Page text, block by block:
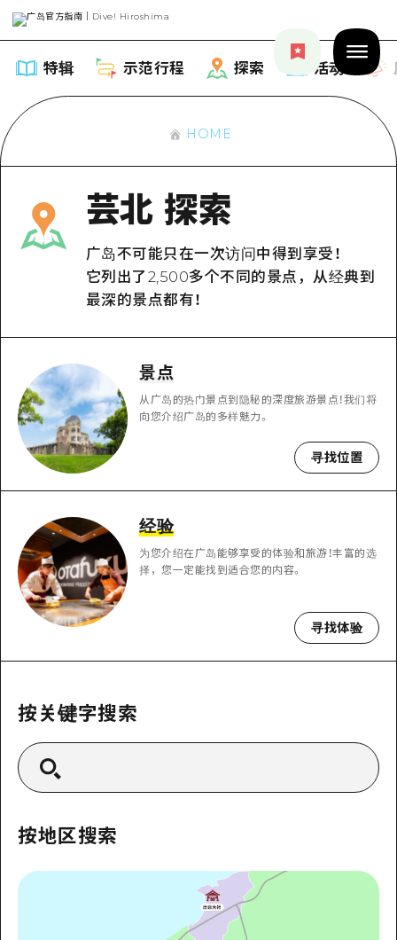
特辑 示范行程 探索 活动
特辑
列表
推荐
美食·酒水
骑自行车
运动
夜晚生活
世界遗产
学习·体验
治愈
自然
示范行程
列表
Dive!Hiroshima官方向导
广岛随意旅行
广岛市内
安艺
艺北
宫岛周边
一日游
2晚3天
探索
广岛市内
安艺
答對了
美北
艺北
宫岛周边
东山口
岛根
应时信息
有用的信息
访问访问
次要流量摘要
设施拥堵
广岛表情周游券
常见问题解答
照片下载
新闻
HOME
芸北 探索
广岛不可能只在一次访问中得到享受！
它列出了2,500多个不同的景点，从经典到
最深的景点都有！
景点
从广岛的热门景点到隐秘的深度旅游景点！我们将
向您介绍广岛的多样魅力。
寻找位置
经验
为您介绍在广岛能够享受的体验和旅游！丰富的选
择，您一定能找到适合您的内容。
寻找体验
按关键字搜索
按地区搜索